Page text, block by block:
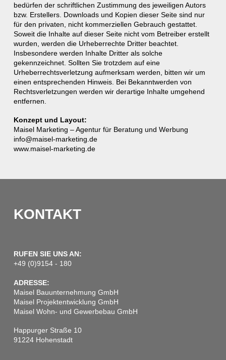
bedürfen der schriftlichen Zustimmung des jeweiligen Autors
bzw. Erstellers. Downloads und Kopien dieser Seite sind nur
für den privaten, nicht kommerziellen Gebrauch gestattet.
Soweit die Inhalte auf dieser Seite nicht vom Betreiber erstellt
wurden, werden die Urheberrechte Dritter beachtet.
Insbesondere werden Inhalte Dritter als solche
gekennzeichnet. Sollten Sie trotzdem auf eine
Urheberrechtsverletzung aufmerksam werden, bitten wir um
einen entsprechenden Hinweis. Bei Bekanntwerden von
Rechtsverletzungen werden wir derartige Inhalte umgehend
entfernen.
Konzept und Layout:
Maisel Marketing – Agentur für Beratung und Werbung
info@maisel-marketing.de
www.maisel-marketing.de
KONTAKT
RUFEN SIE UNS AN:
+49 (0)9154 - 180
ADRESSE:
Maisel Bauunternehmung GmbH
Maisel Projektentwicklung GmbH
Maisel Wohn- und Gewerbebau GmbH
Happurger Straße 10
91224 Hohenstadt